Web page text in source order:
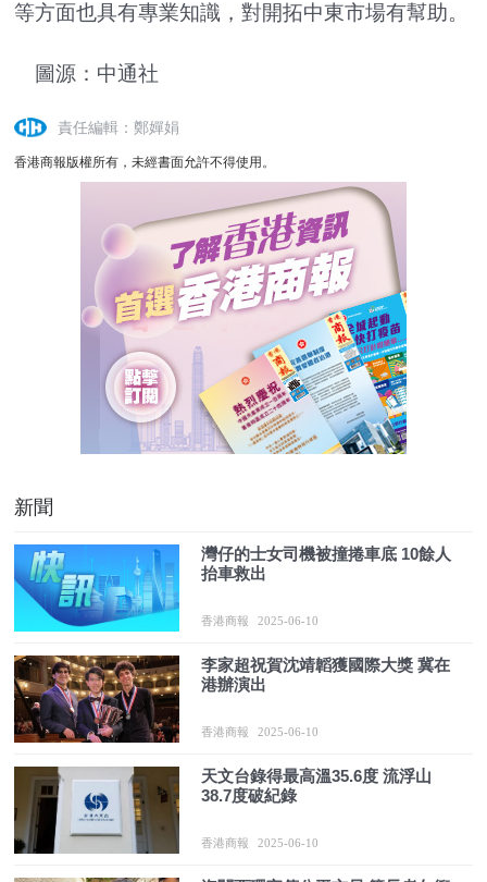
等方面也具有專業知識，對開拓中東市場有幫助。
圖源：中通社
責任編輯：鄭嬋娟
香港商報版權所有，未經書面允許不得使用。
新聞
灣仔的士女司機被撞捲車底 10餘人
抬車救出
香港商報 2025-06-10
李家超祝賀沈靖韜獲國際大獎 冀在
港辦演出
香港商報 2025-06-10
天文台錄得最高溫35.6度 流浮山
38.7度破紀錄
香港商報 2025-06-10